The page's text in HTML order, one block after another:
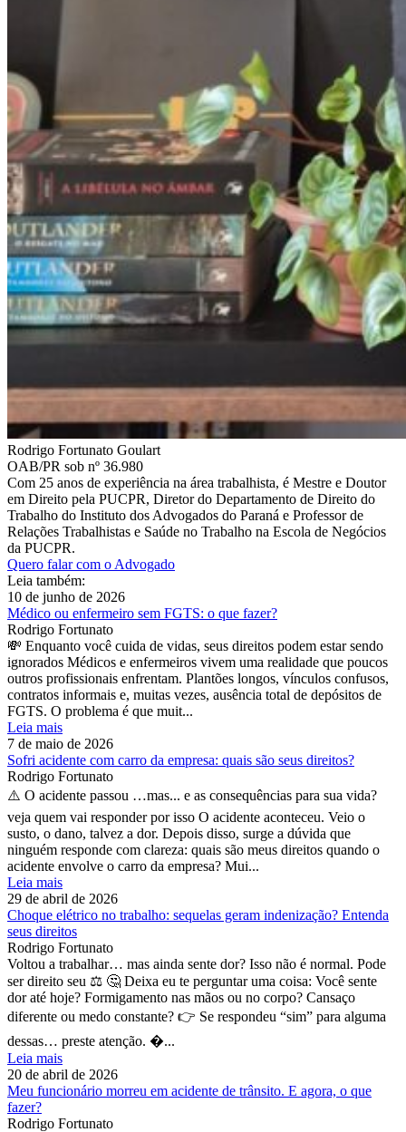
Rodrigo Fortunato Goulart
OAB/PR sob nº 36.980
Com 25 anos de experiência na área trabalhista, é Mestre e Doutor
em Direito pela PUCPR, Diretor do Departamento de Direito do
Trabalho do Instituto dos Advogados do Paraná e Professor de
Relações Trabalhistas e Saúde no Trabalho na Escola de Negócios
da PUCPR.
Quero falar com o Advogado
Leia também:
10 de junho de 2026
Médico ou enfermeiro sem FGTS: o que fazer?
Rodrigo Fortunato
💸 Enquanto você cuida de vidas, seus direitos podem estar sendo
ignorados Médicos e enfermeiros vivem uma realidade que poucos
outros profissionais enfrentam. Plantões longos, vínculos confusos,
contratos informais e, muitas vezes, ausência total de depósitos de
FGTS. O problema é que muit...
Leia mais
7 de maio de 2026
Sofri acidente com carro da empresa: quais são seus direitos?
Rodrigo Fortunato
⚠️ O acidente passou …mas... e as consequências para sua vida?
veja quem vai responder por isso O acidente aconteceu. Veio o
susto, o dano, talvez a dor. Depois disso, surge a dúvida que
ninguém responde com clareza: quais são meus direitos quando o
acidente envolve o carro da empresa? Mui...
Leia mais
29 de abril de 2026
Choque elétrico no trabalho: sequelas geram indenização? Entenda
seus direitos
Rodrigo Fortunato
Voltou a trabalhar… mas ainda sente dor? Isso não é normal. Pode
ser direito seu ⚖️ 🤔 Deixa eu te perguntar uma coisa: Você sente
dor até hoje? Formigamento nas mãos ou no corpo? Cansaço
diferente ou medo constante? 👉 Se respondeu “sim” para alguma
dessas… preste atenção. �...
Leia mais
20 de abril de 2026
Meu funcionário morreu em acidente de trânsito. E agora, o que
fazer?
Rodrigo Fortunato